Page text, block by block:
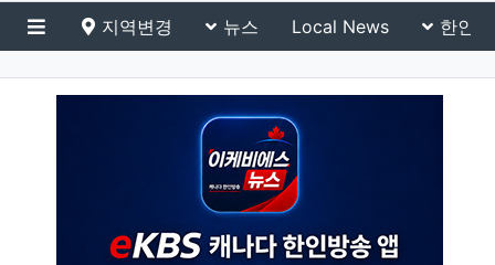
메뉴
지역변경 뉴스 Local News 한인
이슈 브리핑